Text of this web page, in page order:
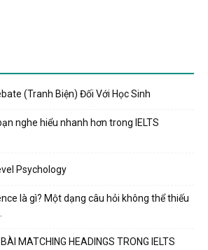
(Tranh Biện) Đối Với Học Sinh
nghe hiểu nhanh hơn trong IELTS
Psychology
là gì? Một dạng câu hỏi không thể thiếu
MATCHING HEADINGS TRONG IELTS